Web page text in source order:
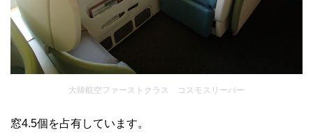
大韓航空ファーストクラス コスモスリーパー
窓4.5個を占有しています。